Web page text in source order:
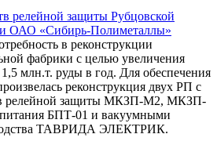
релейной защиты Рубцовской
ОАО «Сибирь-Полиметаллы»
в реконструкции
фабрики с целью увеличения
млн.т. руды в год. Для обеспечения
реконструкция двух РП с
релейной защиты МКЗП-М2, МКЗП-
БПТ-01 и вакуумными
ТАВРИДА ЭЛЕКТРИК.